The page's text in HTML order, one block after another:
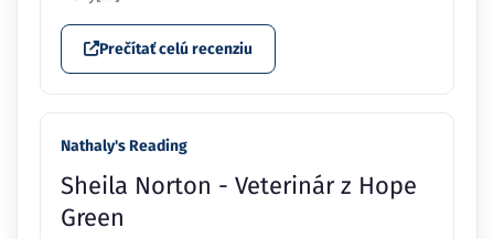
Prečítať celú recenziu
Nathaly's Reading
Sheila Norton - Veterinár z Hope
Green